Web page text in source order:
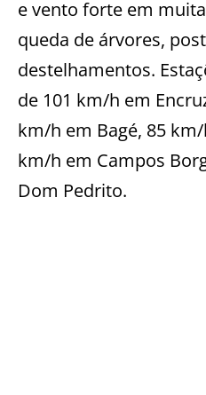
e vento forte em
queda de árvores,
destelhamentos.
de 101 km/h em
km/h em Bagé, 85
km/h em Campos
Dom Pedrito.